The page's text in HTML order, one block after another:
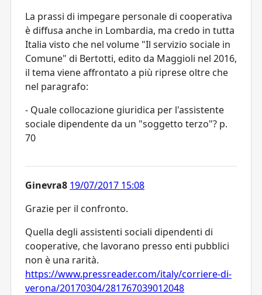
La prassi di impegare personale di cooperativa
è diffusa anche in Lombardia, ma credo in tutta
Italia visto che nel volume "Il servizio sociale in
Comune" di Bertotti, edito da Maggioli nel 2016,
il tema viene affrontato a più riprese oltre che
nel paragrafo:
- Quale collocazione giuridica per l'assistente
sociale dipendente da un "soggetto terzo"? p.
70
Ginevra8 19/07/2017 15:08
Grazie per il confronto.
Quella degli assistenti sociali dipendenti di
cooperative, che lavorano presso enti pubblici
non è una rarità.
https://www.pressreader.com/italy/corriere-di-
verona/20170304/281767039012048